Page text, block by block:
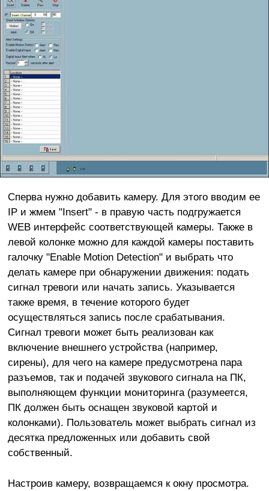
Сперва нужно добавить камеру. Для этого вводим ее
IP и жмем "Insert" - в правую часть подгружается
WEB интерфейс соответствующей камеры. Также в
левой колонке можно для каждой камеры поставить
галочку "Enable Motion Detection" и выбрать что
делать камере при обнаружении движения: подать
сигнал тревоги или начать запись. Указывается
также время, в течение которого будет
осуществляться запись после срабатывания.
Сигнал тревоги может быть реализован как
включение внешнего устройства (например,
сирены), для чего на камере предусмотрена пара
разъемов, так и подачей звукового сигнала на ПК,
выполняющем функции мониторинга (разумеется,
ПК должен быть оснащен звуковой картой и
колонками). Пользователь может выбрать сигнал из
десятка предложенных или добавить свой
собственный.
Настроив камеру, возвращаемся к окну просмотра.